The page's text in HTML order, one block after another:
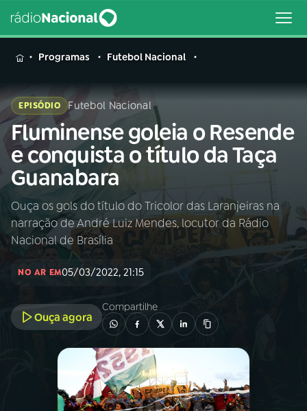
MENU
Buscar
na
Rádio
Nacional
Buscar
AO VIVO
01 INÍCIO
PROGRAMAS
Programas Futebol Nacional
EPISÓDIO Futebol Nacional
Fluminense goleia o Resende
e conquista o título da Taça
Guanabara
Ouça os gols do título do Tricolor das Laranjeiras na
narração de André Luiz Mendes, locutor da Rádio
Nacional de Brasília
NO AR EM05/03/2022, 21:15
Ouça agora
Compartilhe